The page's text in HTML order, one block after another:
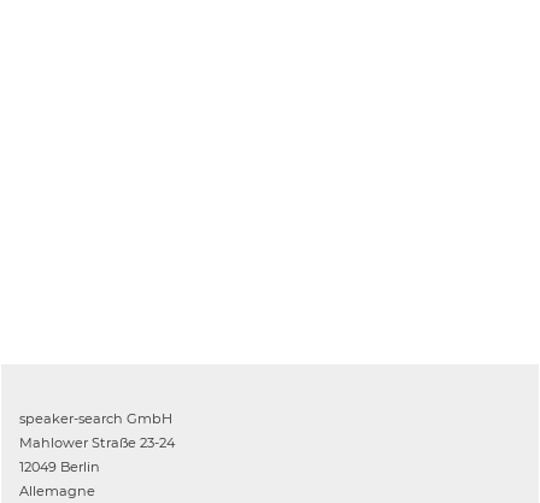
speaker-search GmbH
Mahlower Straße 23-24
12049 Berlin
Allemagne